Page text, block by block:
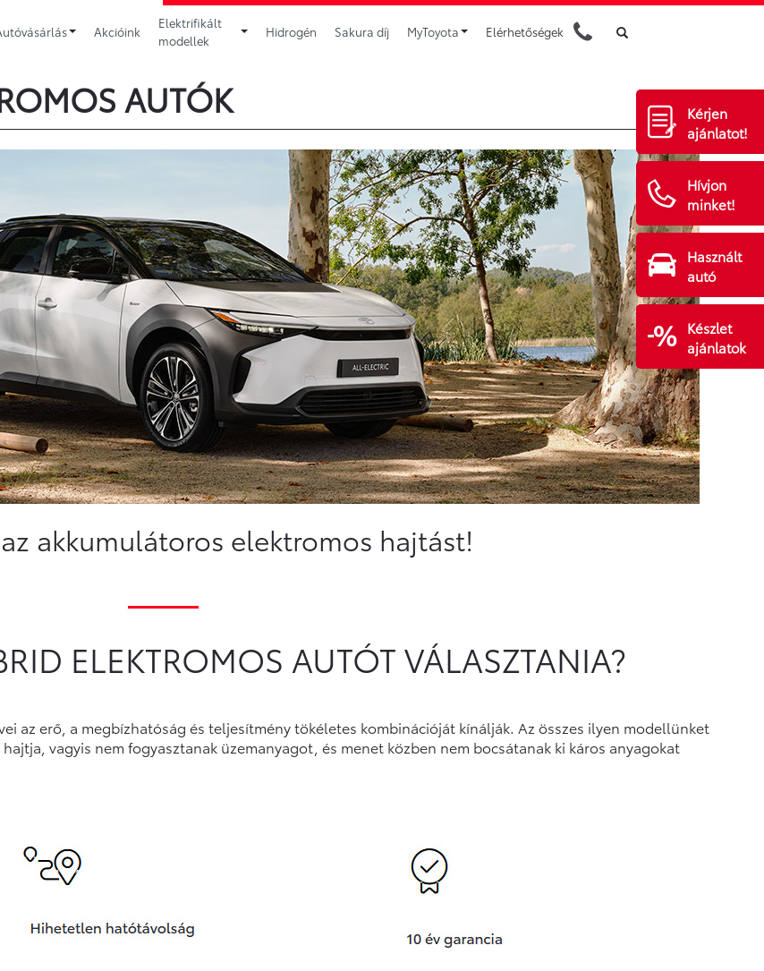
Kérjen
ajánlatot!
Hívjon
minket!
Használt
autó
Készlet
ajánlatok
Akcióink
Elektrifikált
modellek
Hidrogén Sakura díj MyToyota Elérhetőségek
AUTÓK
akkumulátoros elektromos hajtást!
ELEKTROMOS AUTÓT VÁLASZTANIA?
az erő, a megbízhatóság és teljesítmény tökéletes kombinációját kínálják. Az összes ilyen modellünket
vagyis nem fogyasztanak üzemanyagot, és menet közben nem bocsátanak ki káros anyagokat